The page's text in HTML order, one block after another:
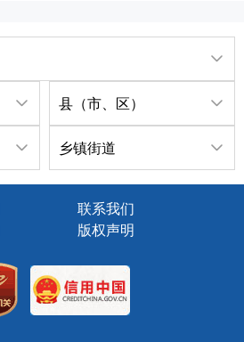
县（市、区）
乡镇街道
联系我们
版权声明